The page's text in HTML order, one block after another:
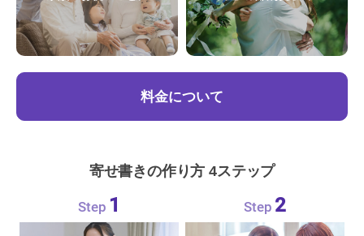
料金について
寄せ書きの作り方 4ステップ
1 2